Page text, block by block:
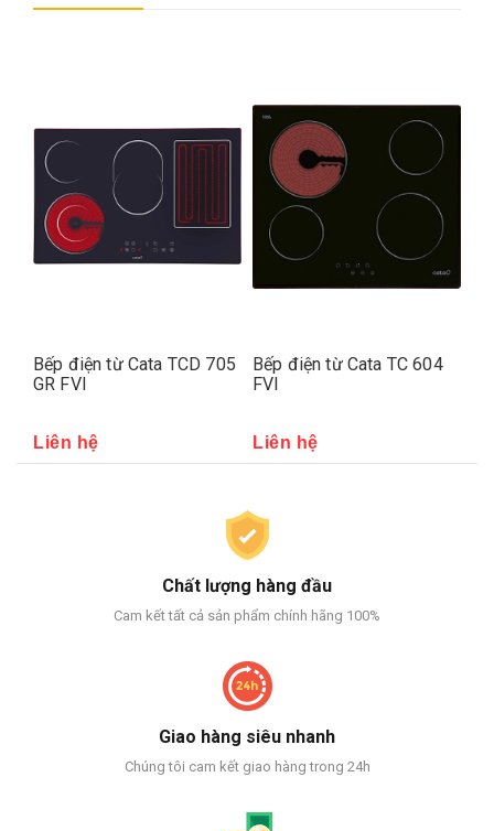
Bếp điện từ Cata TCD 705
GR FVI
Liên hệ
Bếp điện từ Cata TC 604
FVI
Liên hệ
Chất lượng hàng đầu
Cam kết tất cả sản phẩm chính hãng 100%
Giao hàng siêu nhanh
Chúng tôi cam kết giao hàng trong 24h